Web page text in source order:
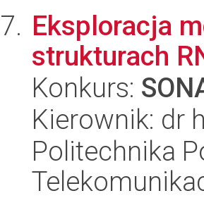
Eksploracja
strukturach
Konkurs:
Kierownik: dr
Politechnika